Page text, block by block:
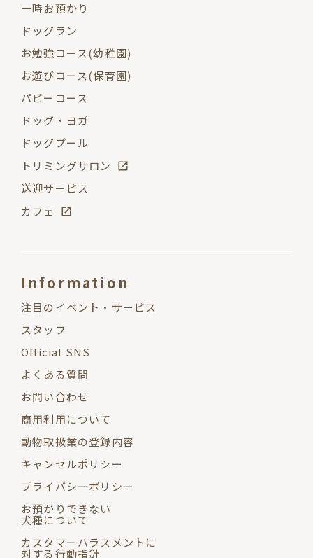
一時お預かり
ドッグラン
お勉強コース(幼稚園)
お遊びコース(保育園)
パピーコース
ドッグ・ヨガ
ドッグプール
トリミングサロン
送迎サービス
カフェ
Information
注目のイベント・サービス
スタッフ
Official SNS
よくある質問
お問い合わせ
商用利用について
動物取扱業の登録内容
キャンセルポリシー
プライバシーポリシー
お預かりできない
犬種について
カスタマーハラスメントに
対する行動指針